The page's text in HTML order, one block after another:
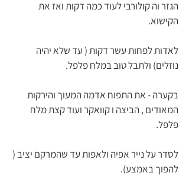
הגזר וה קולורבי לעוד כמה דקות ואז את
הקישוא.
לאדות לפחות עשר דקות ( עד שלא יהיה
נוזלים) ולתבל טוב במלח פלפל.
בקערה - את התפוח אדמה המעוך והירקות
המאודים , הביצה ו קוואקר ועוד קצת מלח
פלפל.
לסדר על נייר אפיה ולאפות עד שהמרקם יציב (
להפוך באמצע).